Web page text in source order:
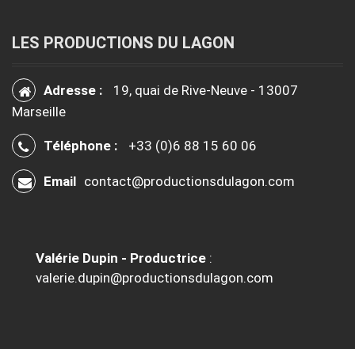
LES PRODUCTIONS DU LAGON
Adresse :
19, quai de Rive-Neuve - 13007
Marseille
Téléphone : +33 (0)6 88 15 60 06
Email contact@productionsdulagon.com
Valérie Dupin - Productrice :
valerie.dupin@productionsdulagon.com